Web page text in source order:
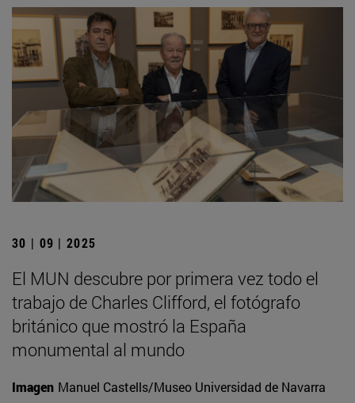
30 | 09 | 2025
El MUN descubre por primera vez todo el
trabajo de Charles Clifford, el fotógrafo
británico que mostró la España
monumental al mundo
Imagen Manuel Castells/Museo Universidad de Navarra